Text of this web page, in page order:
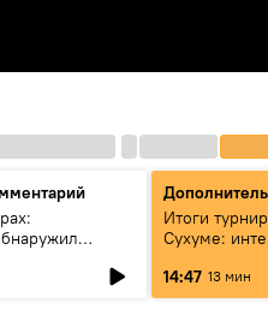
Итоги
Сухуме:
14:47 13 мин